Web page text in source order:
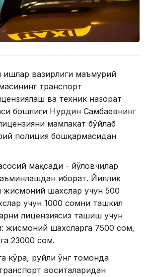
ишлар вазирлиги маъмурий
транспорт
ва техник назорат
бошлиғи Нурдин Самбаевнинг
мамлакат бўйлаб
полиция бошқармасидан
мақсади - йўловчилар
иборат. Йиллик
жисмоний шахслар учун 500
учун 1000 сомни ташкил
лицензиясиз ташиш учун
жисмоний шахсларга 7500 сом,
23000 сом.
кўра, руйли ўнг томонда
воситаларидан